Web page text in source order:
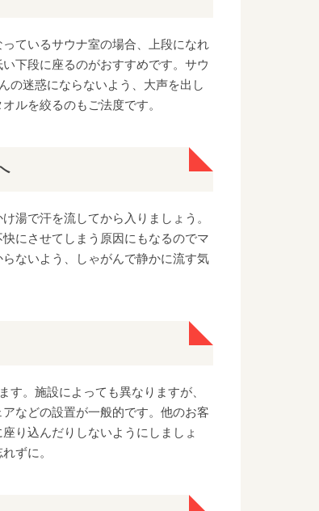
ているサウナ室の場合、上段になれ
下段に座るのがおすすめです。サウ
の迷惑にならないよう、大声を出し
ルを絞るのもご法度です。
湯で汗を流してから入りましょう。
にさせてしまう原因にもなるのでマ
ないよう、しゃがんで静かに流す気
。施設によっても異なりますが、
などの設置が一般的です。他のお客
り込んだりしないようにしましょ
ずに。